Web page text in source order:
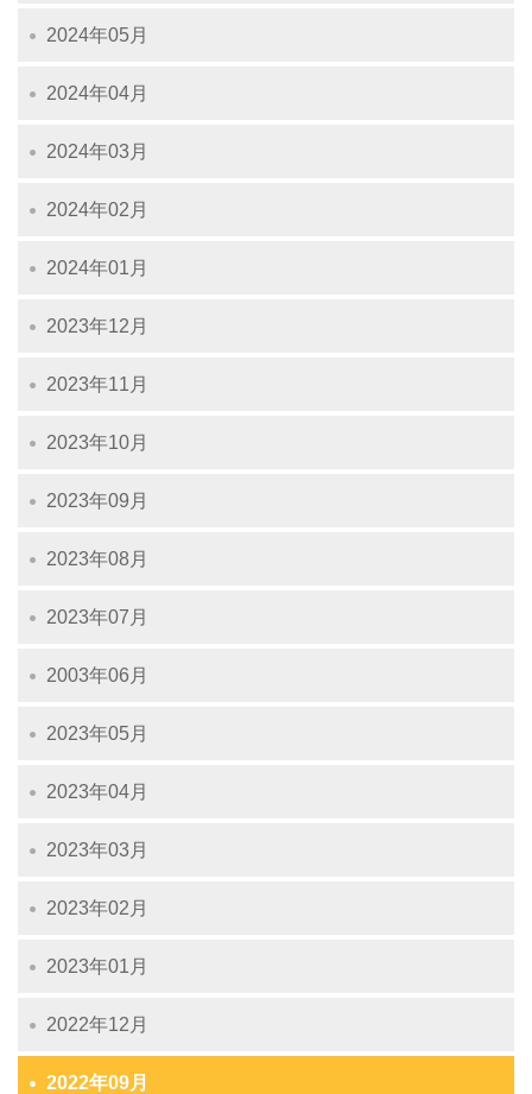
2024年05月
2024年04月
2024年03月
2024年02月
2024年01月
2023年12月
2023年11月
2023年10月
2023年09月
2023年08月
2023年07月
2003年06月
2023年05月
2023年04月
2023年03月
2023年02月
2023年01月
2022年12月
2022年09月